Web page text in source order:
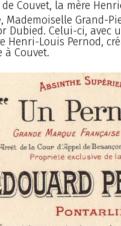
Couvet, la mère
Mademoiselle Grand-
Dubied. Celui-ci, avec
Henri-Louis Pernod,
à Couvet.